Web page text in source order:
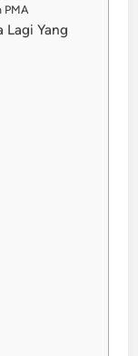
PMA
Lagi Yang